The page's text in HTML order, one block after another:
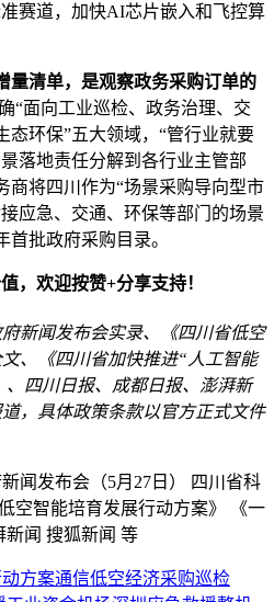
赛道，加快AI芯片嵌入和飞控算
量清单，是观察政务采购订单的
“面向工业巡检、政务治理、交
态环保”五大领域，“管行业就要
落地责任分解到各行业主管部
商将四川作为“场景采购导向型市
应急、交通、环保等部门的场景
首批政府采购目录。
，欢迎按赞+分享支持！
新闻发布会实录、《四川省低空
、《四川省加快推进“人工智能
四川日报、成都日报、澎湃新
，具体政策条款以官方正式文件
闻发布会（5月27日） 四川省科
空智能培育发展行动方案》 《一
新闻 搜狐新闻 等
方案通信低空经济采购巡检